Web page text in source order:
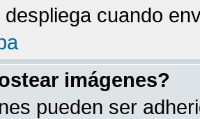
cuando
imágenes?
pueden ser